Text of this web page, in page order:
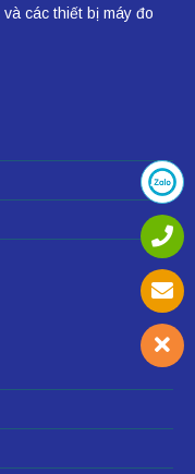
và các thiết bị máy đo